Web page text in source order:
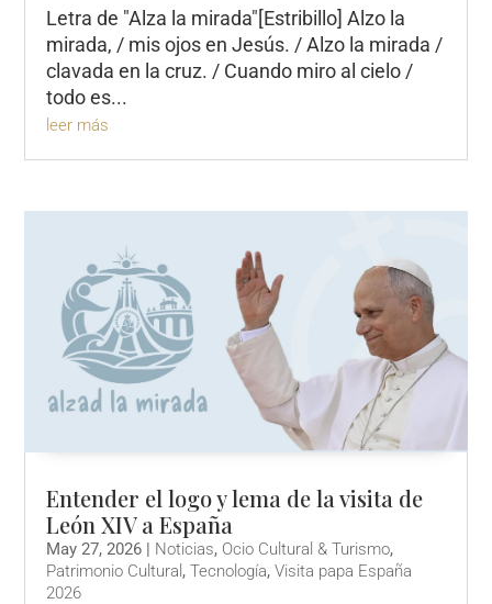
Letra de "Alza la mirada"[Estribillo] Alzo la
mirada, / mis ojos en Jesús. / Alzo la mirada /
clavada en la cruz. / Cuando miro al cielo /
todo es...
leer más
Entender el logo y lema de la visita de
León XIV a España
May 27, 2026 | Noticias, Ocio Cultural & Turismo,
Patrimonio Cultural ,Tecnología,Visita papa España
2026